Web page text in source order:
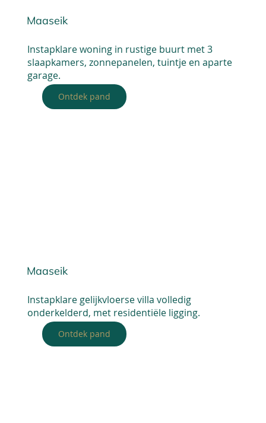
Maaseik
Instapklare woning in rustige buurt met 3
slaapkamers, zonnepanelen, tuintje en aparte
garage.
Ontdek pand
Maaseik
Instapklare gelijkvloerse villa volledig
onderkelderd, met residentiële ligging.
Ontdek pand